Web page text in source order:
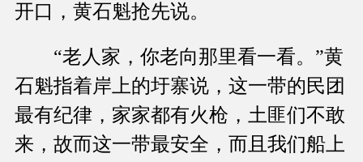
开口，黄石魁抢先说。
“老人家，你老向那里看一看。”黄
石魁指着岸上的圩寨说，这一带的民团
最有纪律，家家都有火枪，土匪们不敢
来，故而这一带最安全，而且我们船上